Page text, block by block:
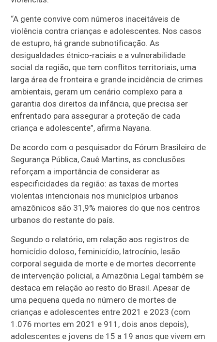
“A gente convive com números inaceitáveis de
violência contra crianças e adolescentes. Nos casos
de estupro, há grande subnotificação. As
desigualdades étnico-raciais e a vulnerabilidade
social da região, que tem conflitos territoriais, uma
larga área de fronteira e grande incidência de crimes
ambientais, geram um cenário complexo para a
garantia dos direitos da infância, que precisa ser
enfrentado para assegurar a proteção de cada
criança e adolescente”, afirma Nayana.
De acordo com o pesquisador do Fórum Brasileiro de
Segurança Pública, Cauê Martins, as conclusões
reforçam a importância de considerar as
especificidades da região: as taxas de mortes
violentas intencionais nos municípios urbanos
amazônicos são 31,9% maiores do que nos centros
urbanos do restante do país.
Segundo o relatório, em relação aos registros de
homicídio doloso, feminicídio, latrocínio, lesão
corporal seguida de morte e de mortes decorrente
de intervenção policial, a Amazônia Legal também se
destaca em relação ao resto do Brasil. Apesar de
uma pequena queda no número de mortes de
crianças e adolescentes entre 2021 e 2023 (com
1.076 mortes em 2021 e 911, dois anos depois),
adolescentes e jovens de 15 a 19 anos que vivem em